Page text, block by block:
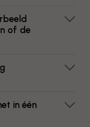
of de
in één